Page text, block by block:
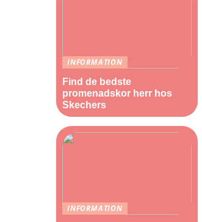
INFORMATION
Find de bedste
promenadskor herr hos
Skechers
INFORMATION